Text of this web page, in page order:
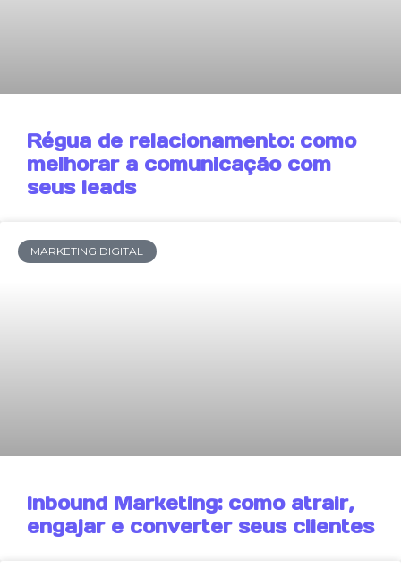
Régua de relacionamento: como
melhorar a comunicação com
seus leads
MARKETING DIGITAL
Inbound Marketing: como atrair,
engajar e converter seus clientes